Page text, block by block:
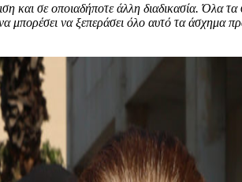
και σε οποιαδήποτε άλλη διαδικασία. Όλα τα
μπορέσει να ξεπεράσει όλο αυτό τα άσχημα